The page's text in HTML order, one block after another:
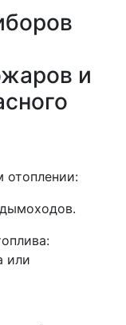
и
отоплении:
дымоходов.
или